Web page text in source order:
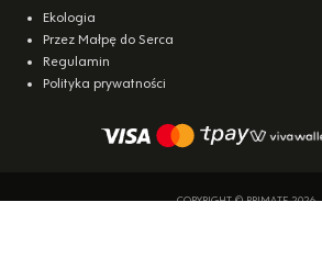
Ekologia
Przez Małpę do Serca
Regulamin
Polityka prywatności
COPYRIGHT © PRIMATE 2026